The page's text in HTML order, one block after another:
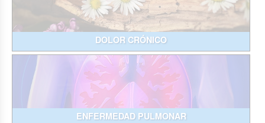
DOLOR CRÓNICO
ENFERMEDAD PULMONAR